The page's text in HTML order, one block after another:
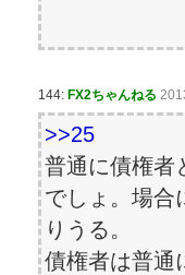
144: FX2ちゃんねる
>>25
普通に債権者
でしょ。場合
りうる。
債権者は普通